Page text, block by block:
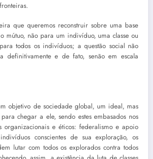
que queremos reconstruir sobre uma base
mútuo, não para um indivíduo, uma classe ou
todos os indivíduos; a questão social não
definitivamente e de fato, senão em escala
objetivo de sociedade global, um ideal, mas
chegar a ele, sendo estes embasados nos
organizacionais e éticos: federalismo e apoio
conscientes de sua exploração, os
lutar com todos os explorados contra todos